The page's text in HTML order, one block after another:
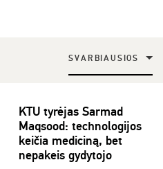
SVARBIAUSIOS
KTU tyrėjas Sarmad
Maqsood: technologijos
keičia mediciną, bet
nepakeis gydytojo